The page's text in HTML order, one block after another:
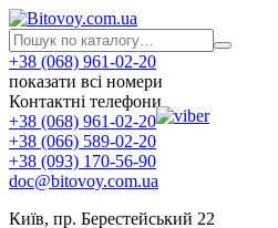
+38 (068) 961-02-20
показати всі номери
Контактні телефони
+38 (068) 961-02-20
+38 (066) 589-02-20
+38 (093) 170-56-90
doc@bitovoy.com.ua
Київ, пр. Берестейський 22